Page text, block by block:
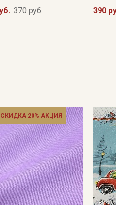
370 руб. 390
СКИДКА 20% АКЦИЯ